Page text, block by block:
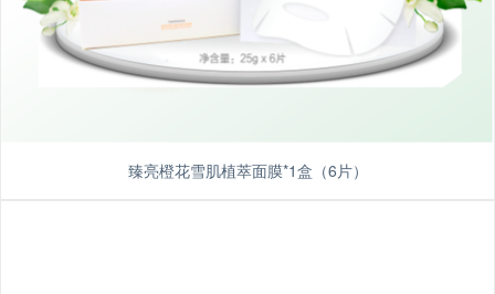
臻亮橙花雪肌植萃面膜*1盒（6片）